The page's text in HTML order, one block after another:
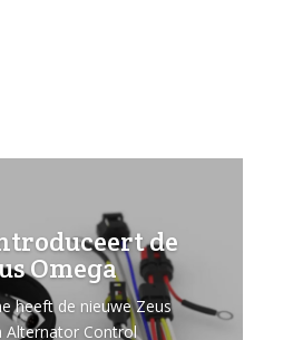
de
Omega
heeft de nieuwe Zeus
Alternator Control